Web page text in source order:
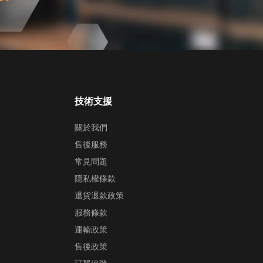
技術支援
關於我們
售後服務
常見問題
隱私權條款
退貨退款政策
服務條款
運輸政策
售後政策